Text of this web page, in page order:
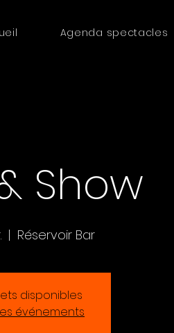
Agenda spectacles
Show
  |
Réservoir Bar
disponibles
événements